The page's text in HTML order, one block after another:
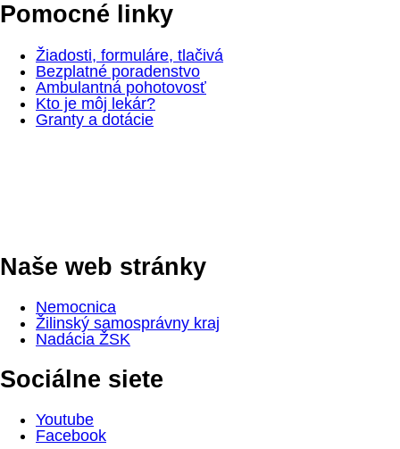
Pomocné linky
Žiadosti, formuláre, tlačivá
Bezplatné poradenstvo
Ambulantná pohotovosť
Kto je môj lekár?
Granty a dotácie
Naše web stránky
Nemocnica
Žilinský samosprávny kraj
Nadácia ŽSK
Sociálne siete
Youtube
Facebook